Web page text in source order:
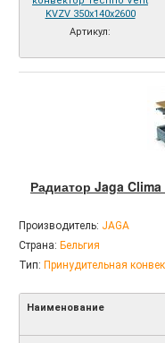
KVZV 350х140х2600
Артикул:
Радиатор Jaga
Производитель: JAGA
Страна: Бельгия
Тип: Принудительная
Наименование